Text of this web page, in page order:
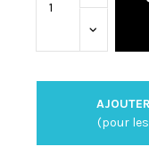
(pour